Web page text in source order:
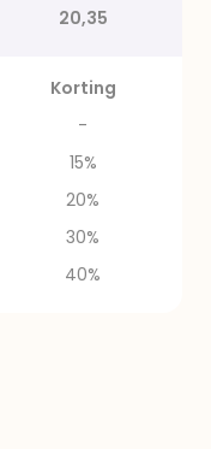
20,35
Korting
-
15%
20%
30%
40%